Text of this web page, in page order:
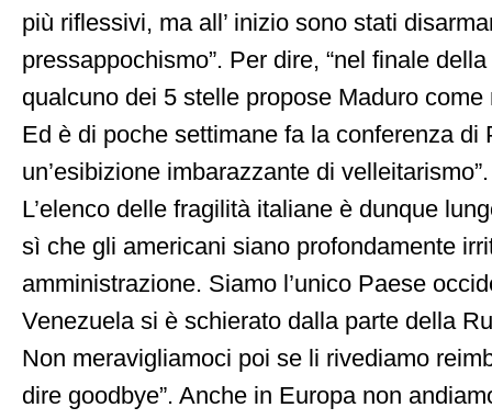
più riflessivi, ma all’ inizio sono stati
pressappochismo”. Per dire, “nel finale
qualcuno dei 5 stelle propose Maduro
Ed è di poche settimane fa la conferenza di
un’esibizione imbarazzante di velleitarismo”.
L’elenco delle fragilità italiane è dunque
sì che gli americani siano profondamente
amministrazione. Siamo l’unico Paese
Venezuela si è schierato dalla parte della
Non meravigliamoci poi se li rivediamo
dire goodbye”. Anche in Europa non